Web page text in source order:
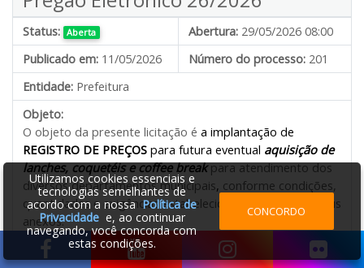
Status: Aberta Abertura: 29/05/2026 08:00
Publicado em: 11/05/2026 Número do processo: 201
Entidade: Prefeitura
Objeto:
O objeto da presente licitação é a implantação de
REGISTRO DE PREÇOS para futura eventual aquisição de
lanches, coquetéis e coffee breakpara atendimento dos
diversos departamentos municipais, conforme condições,
quantidades e exigências estabelecidas neste Edital e seus
anexos.
Valor Estimado:R$ 394.765,00
Utilizamos cookies essenciais e
tecnologias semelhantes de
acordo com a nossaPolítica de
Privacidadee, ao continuar
navegando, você concorda com
estas condições.
CONCORDO